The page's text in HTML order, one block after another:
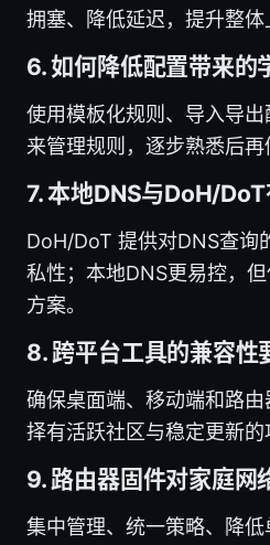
拥塞、降低延迟，提升整体
6. 如何降低配置带来的
使用模板化规则、导入导
来管理规则，逐步熟悉后再
7. 本地DNS与DoH/DoT
DoH/DoT 提供对DNS查询
私性；本地DNS更易控，
方案。
8. 跨平台工具的兼容性
确保桌面端、移动端和路
择有活跃社区与稳定更新的
9. 路由器固件对家庭网
集中管理、统一策略、降